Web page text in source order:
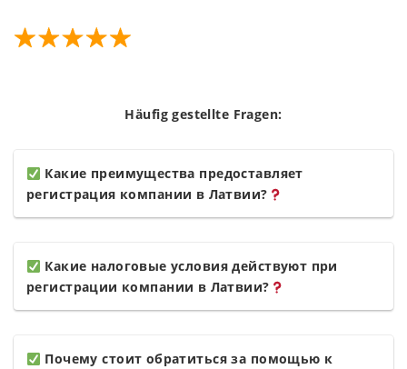
Häufig gestellte Fragen:
Какие преимущества предоставляет
регистрация компании в Латвии?
Какие налоговые условия действуют при
регистрации компании в Латвии?
Почему стоит обратиться за помощью к